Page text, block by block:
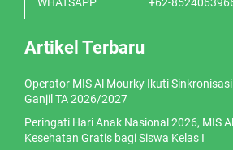
Artikel Terbaru
Operator MIS Al Mourky Ikuti Sinkronisasi
Ganjil TA 2026/2027
Peringati Hari Anak Nasional 2026, MIS
Kesehatan Gratis bagi Siswa Kelas I